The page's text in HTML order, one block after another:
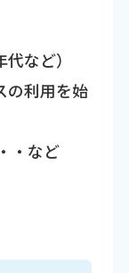
など）
の利用を始
・など